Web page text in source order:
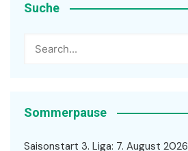
Suche
Sommerpause
Saisonstart 3. Liga: 7. August 2026